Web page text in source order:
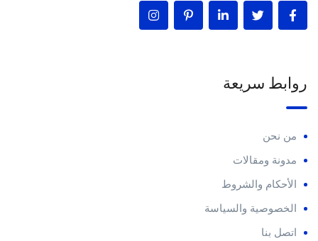
روابط سريعة
من نحن
مدونة ومقالات
الأحكام والشروط
الخصوصية والسياسة
اتصل بنا